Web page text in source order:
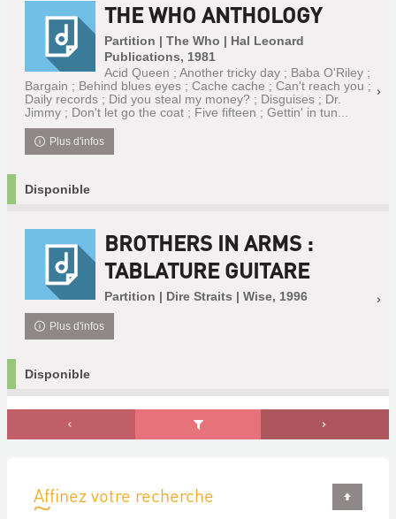
THE WHO ANTHOLOGY
Partition | The Who | Hal Leonard
Publications, 1981
Acid Queen ; Another tricky day ; Baba O'Riley ;
Bargain ; Behind blues eyes ; Cache cache ; Can't reach you ;
Daily records ; Did you steal my money? ; Disguises ; Dr.
Jimmy ; Don't let go the coat ; Five fifteen ; Gettin' in tun...
Plus d'infos
Disponible
BROTHERS IN ARMS :
TABLATURE GUITARE
Partition | Dire Straits | Wise, 1996
Plus d'infos
Disponible
Affinez votre recherche